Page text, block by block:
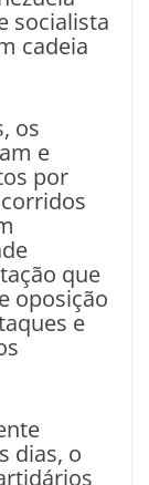
socialista
cadeia
os
e
por
que
oposição
e
dias, o